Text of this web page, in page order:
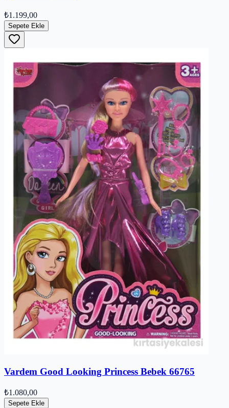
₺1.199,00
Sepete Ekle
Vardem Good Looking Princess Bebek 66765
₺1.080,00
Sepete Ekle